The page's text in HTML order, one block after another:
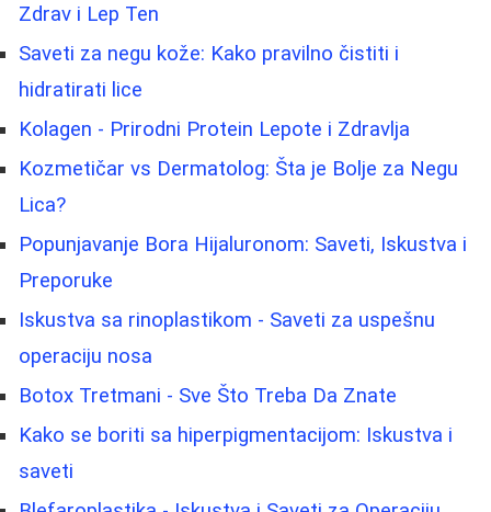
Zdrav i Lep Ten
Saveti za negu kože: Kako pravilno čistiti i
hidratirati lice
Kolagen - Prirodni Protein Lepote i Zdravlja
Kozmetičar vs Dermatolog: Šta je Bolje za Negu
Lica?
Popunjavanje Bora Hijaluronom: Saveti, Iskustva i
Preporuke
Iskustva sa rinoplastikom - Saveti za uspešnu
operaciju nosa
Botox Tretmani - Sve Što Treba Da Znate
Kako se boriti sa hiperpigmentacijom: Iskustva i
saveti